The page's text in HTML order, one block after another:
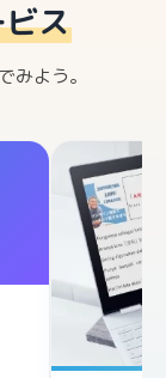
ス
みよう。